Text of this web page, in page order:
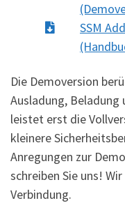
SSM
Die Demoversion
Ausladung, Beladung
leistet erst die
kleinere
Anregungen zur
schreiben Sie uns!
Verbindung.